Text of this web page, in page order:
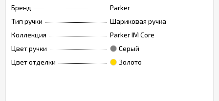
Бренд
Parker
Тип ручки
Шариковая ручка
Коллекция
Parker IM Core
Цвет ручки
Серый
Цвет отделки
Золото